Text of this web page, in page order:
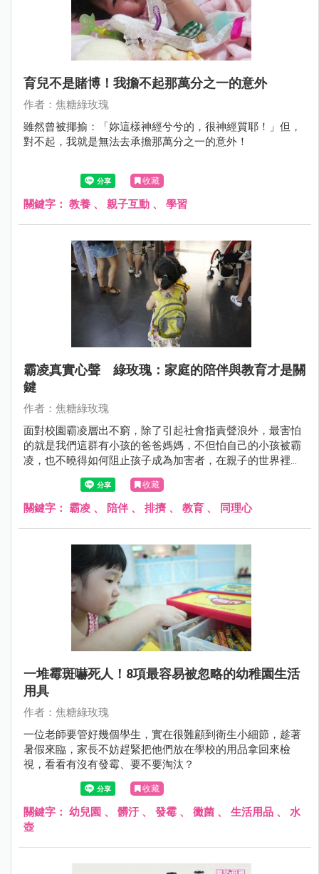
育兒不是賭博！我擔不起那萬分之一的意外
作者：焦糖綠玫瑰
雖然曾被揶揄：「妳這樣神經兮兮的，很神經質耶！」但，
對不起，我就是無法去承擔那萬分之一的意外！
收藏
關鍵字： 教養 、 親子互動 、 學習
霸凌真實心聲 綠玫瑰：家庭的陪伴與教育才是關
鍵
作者：焦糖綠玫瑰
面對校園霸凌層出不窮，除了引起社會指責聲浪外，最害怕
的就是我們這群有小孩的爸爸媽媽，不但怕自己的小孩被霸
凌，也不曉得如何阻止孩子成為加害者，在親子的世界裡，
我們常聽人家分享「怎樣不被霸凌」，但這篇我想從兩邊的
養成角度做交流。
收藏
關鍵字： 霸凌 、 陪伴 、 排擠、 教育 、 同理心
一堆霉斑嚇死人！8項最容易被忽略的幼稚園生活
用具
作者：焦糖綠玫瑰
一位老師要管好幾個學生，實在很難顧到衛生小細節，趁著
暑假來臨，家長不妨趕緊把他們放在學校的用品拿回來檢
視，看看有沒有發霉、要不要淘汰？
收藏
關鍵字： 幼兒園 、 髒汙 、 發霉 、 黴菌 、 生活用品 、 水
壺